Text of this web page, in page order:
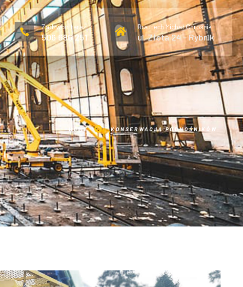
Zadzwoń teraz
506 686 251
Brattech Michał Chrośnik
ul. Złota 24 - Rybnik
HOME KONSERWACJA PODNOŚNIKÓW